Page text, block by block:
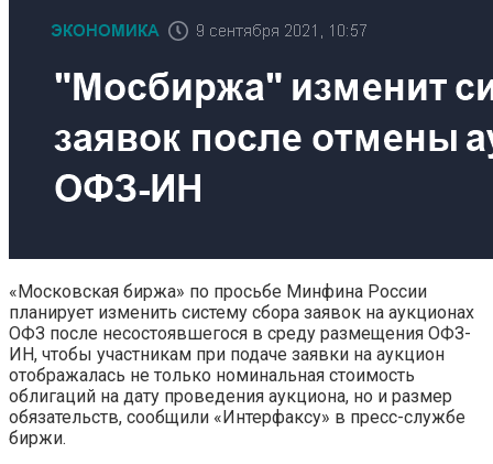
«Московская биржа» по просьбе Минфина России
планирует изменить систему сбора заявок на аукционах
ОФЗ после несостоявшегося в среду размещения ОФЗ-
ИН, чтобы участникам при подаче заявки на аукцион
отображалась не только номинальная стоимость
облигаций на дату проведения аукциона, но и размер
обязательств, сообщили «Интерфаксу» в пресс-службе
биржи.